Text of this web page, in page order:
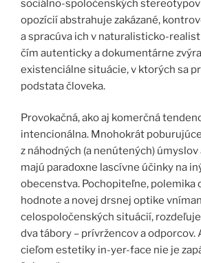
sociálno-spoločenských stereotypov
opozícií abstrahuje zakázané,
a spracúva ich v naturalisticko-
čím autenticky a dokumentárne
existenciálne situácie, v ktorých sa
podstata človeka.
Provokačná, ako aj komerčná
intencionálna. Mnohokrát
z náhodných (a nenútených)
majú paradoxne lascívne účinky na
obecenstva. Pochopiteľne, polemika
hodnote a novej drsnej optike
celospoločenských situácií,
dva tábory – prívržencov a odporcov.
cieľom estetiky in-yer-face nie je